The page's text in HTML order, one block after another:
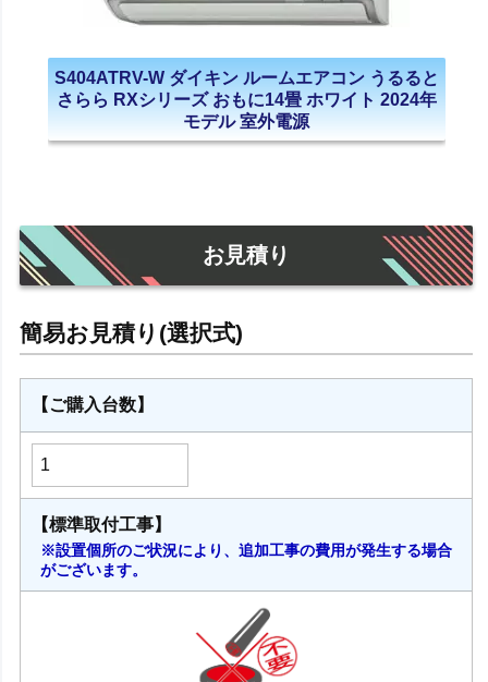
S404ATRV-W ダイキン ルームエアコン うるると
さらら RXシリーズ おもに14畳 ホワイト 2024年
モデル 室外電源
お見積り
【ご購入台数】
【標準取付工事】
※設置個所のご状況により、追加工事の費用が発生する場合
がございます。